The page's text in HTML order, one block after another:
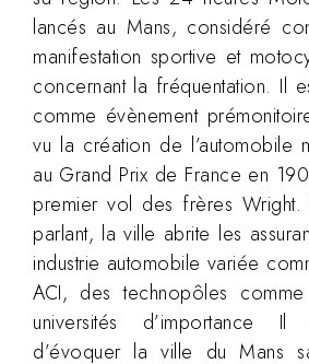
lancés au Mans, considéré
manifestation sportive et
concernant la fréquentation. Il
comme évènement
vu la création de l’automobile
au Grand Prix de France en
premier vol des frères Wright.
parlant, la ville abrite les
industrie automobile variée
ACI, des technopôles
universités d’importance Il
d’évoquer la ville du Mans